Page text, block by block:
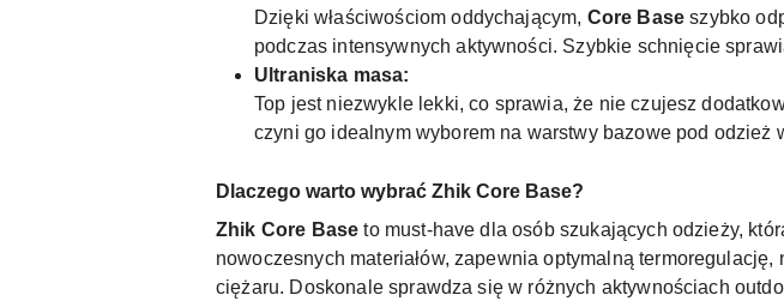
Dzięki właściwościom oddychającym, Core Base szybko
podczas intensywnych aktywności. Szybkie schnięcie
Ultraniska masa:
Top jest niezwykle lekki, co sprawia, że nie czujesz
czyni go idealnym wyborem na warstwy bazowe pod odzież
Dlaczego warto wybrać Zhik Core Base?
Zhik Core Base to must-have dla osób szukających odzieży,
nowoczesnych materiałów, zapewnia optymalną
ciężaru. Doskonale sprawdza się w różnych aktywnościach